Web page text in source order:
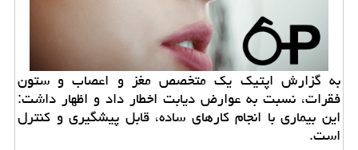
به گزارش اپتیك یك متخصص مغز و اعصاب و ستون
فقرات، نسبت به عوارض دیابت اخطار داد و اظهار داشت:
این بیماری با انجام كارهای ساده، قابل پیشگیری و كنترل
است.